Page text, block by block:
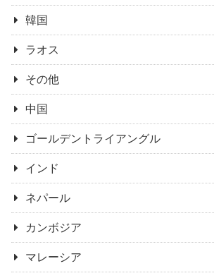
韓国
ラオス
その他
中国
ゴールデントライアングル
インド
ネパール
カンボジア
マレーシア